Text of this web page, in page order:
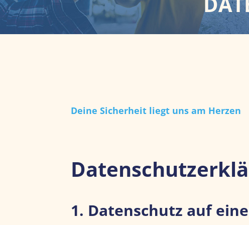
Deine Sicherheit liegt uns am Herzen
1. Datenschutz auf